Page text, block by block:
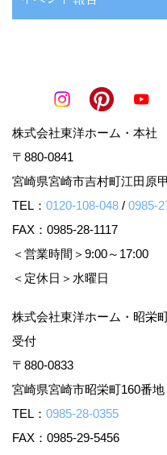
株式会社東洋ホーム・本社
〒880-0841
宮崎県宮崎市吉村町江田原
TEL： 0120-108-048 / 0985-
FAX：0985-28-1117
＜営業時間＞9:00～17:00
＜定休日＞水曜日
株式会社東洋ホーム・昭栄
受付
〒880-0833
宮崎県宮崎市昭栄町160番
TEL： 0985-28-0355
FAX：0985-29-5456